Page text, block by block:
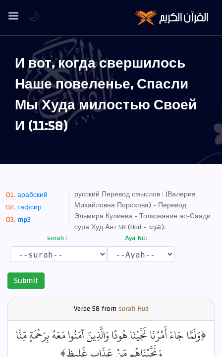
И вот, когда свершилось
Наше повеленье, Спасли
Мы Худа милостью Своей
И (11:58)
арабский
тафсир
mp3
русский Перевод смыслов : (Валерия
Михайловна Порохова) - Перевод
Эльмира Кулиева - Толкование ас-Саади
сура Худ Аят 58 (Hud - هود).
surah :
Aya No:
Submit
Verse58 fromsurah Hud
﴿وَلَمَّا جَاءَ أَمْرُنَا نَجَّيْنَا هُودًا وَالَّذِينَ آمَنُوا مَعَهُ بِرَحْمَةٍ مِّنَّا
🌙